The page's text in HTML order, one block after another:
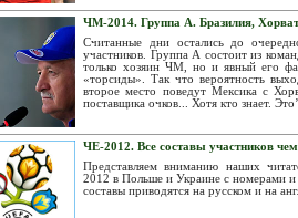
ЧМ-2014. Группа А. Бразилия,
Считанные дни остались до
участников. Группа А состоит из
только хозяин ЧМ, но и явный его
«торсиды». Так что вероятность
второе место поведут Мексика с
поставщика очков... Хотя кто знает.
ЧЕ-2012. Все составы участников
Представляем вниманию наших
2012 в Польше и Украине с номерами и
составы приводятся на русском и на